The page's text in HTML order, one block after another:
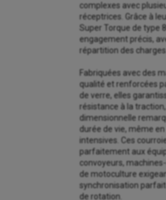
complexes avec
réceptrices. Grâce à
Super Torque de type
engagement précis,
répartition des charges.
Fabriquées avec des
qualité et renforcées
de verre, elles
résistance à la
dimensionnelle
durée de vie, même
intensives. Ces
parfaitement aux
convoyeurs,
de motoculture
synchronisation
de rotation.